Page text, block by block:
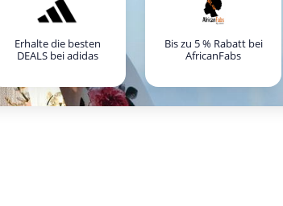
Erhalte die besten
DEALS bei adidas
Bis zu 5 % Rabatt bei
AfricanFabs